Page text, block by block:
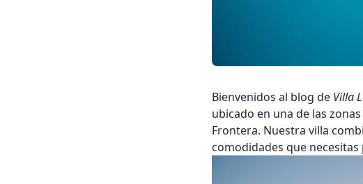
Bienvenidos al blog de Villa
ubicado en una de las
Frontera. Nuestra villa
comodidades que